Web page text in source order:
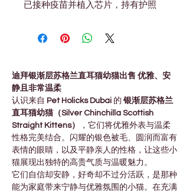
已接种疫苗并植入芯片，持有护照
迪拜银渐层苏格兰直耳猫幼猫出售 优雅、安
静且非常温柔
认识来自 Pet Holicks Dubai 的 银渐层苏格兰
直耳猫幼猫（Silver Chinchilla Scottish
Straight Kittens）
，它们将优雅外表与温柔
性格完美结合。闪耀的银色被毛、圆润而富有
表情的眼睛，以及平静亲人的性格，让这些小
猫展现出独特的高贵气质与温暖魅力。
它们自信却安静，好奇却不过分活跃，是那种
能为家庭带来宁静与优雅氛围的小猫。在充满